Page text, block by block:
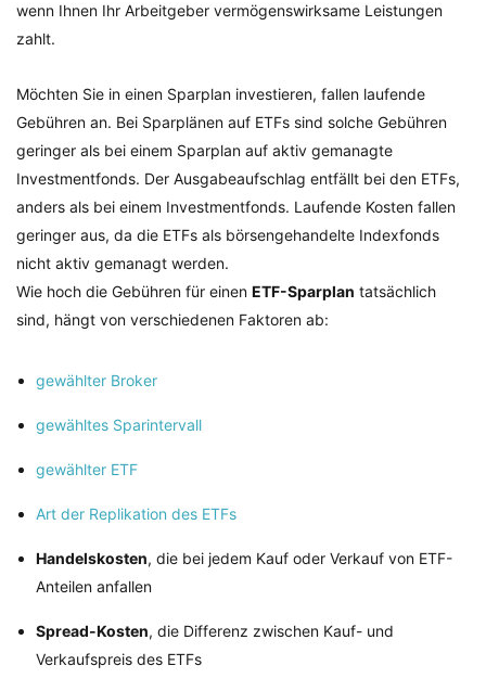
wenn Ihnen Ihr Arbeitgeber vermögenswirksame Leistungen
zahlt.
Möchten Sie in einen Sparplan investieren, fallen laufende
Gebühren an. Bei Sparplänen auf ETFs sind solche Gebühren
geringer als bei einem Sparplan auf aktiv gemanagte
Investmentfonds. Der Ausgabeaufschlag entfällt bei den ETFs,
anders als bei einem Investmentfonds. Laufende Kosten fallen
geringer aus, da die ETFs als börsengehandelte Indexfonds
nicht aktiv gemanagt werden.
Wie hoch die Gebühren für einen ETF-Sparplan tatsächlich
sind, hängt von verschiedenen Faktoren ab:
gewählter Broker
gewähltes Sparintervall
gewählter ETF
Art der Replikation des ETFs
Handelskosten, die bei jedem Kauf oder Verkauf von ETF-
Anteilen anfallen
Spread-Kosten, die Differenz zwischen Kauf- und
Verkaufspreis des ETFs